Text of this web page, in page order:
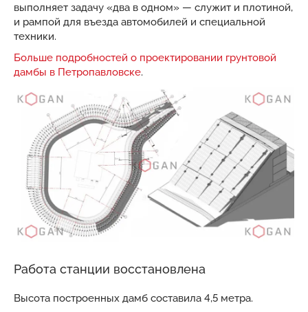
выполняет задачу «два в одном» — служит и плотиной,
и рампой для въезда автомобилей и специальной
техники.
Больше подробностей о проектировании грунтовой
дамбы в Петропавловске.
Работа станции восстановлена
Высота построенных дамб составила 4,5 метра.